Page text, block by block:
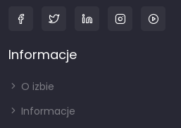
Informacje
O izbie
Informacje